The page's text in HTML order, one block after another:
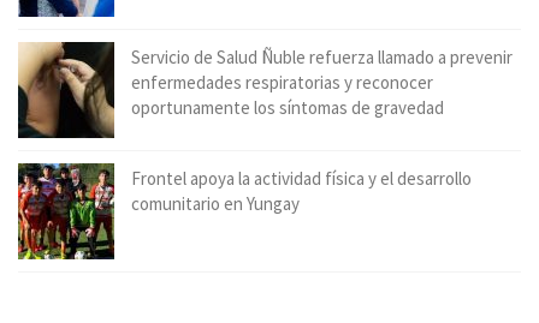
Servicio de Salud Ñuble refuerza llamado a prevenir
enfermedades respiratorias y reconocer
oportunamente los síntomas de gravedad
Frontel apoya la actividad física y el desarrollo
comunitario en Yungay